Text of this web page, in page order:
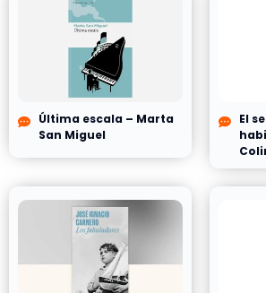
Última escala – Marta
San Miguel
El